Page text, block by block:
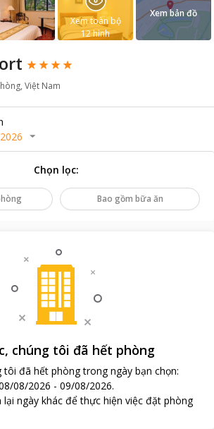
Việt Nam
Xem toàn bộ
12hình
Xem bản đồ
Chọn lọc:
Bao gồm bữa ăn
chúng tôi đã hết phòng
tôi đã hết phòng trong ngày bạn chọn:
08/2026 - 09/08/2026.
lại ngày khác để thực hiện việc đặt phòng